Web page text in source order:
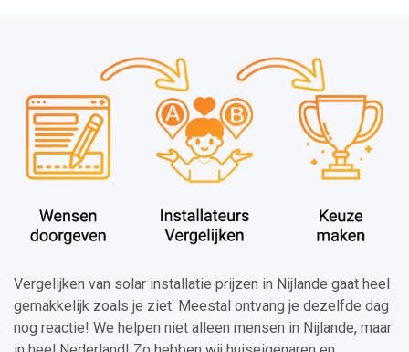
Vergelijken van solar installatie prijzen in Nijlande gaat heel
gemakkelijk zoals je ziet. Meestal ontvang je dezelfde dag
nog reactie! We helpen niet alleen mensen in Nijlande, maar